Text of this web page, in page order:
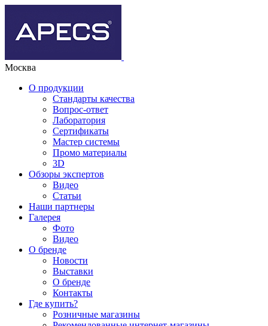
Москва
О продукции
Стандарты качества
Вопрос-ответ
Лаборатория
Сертификаты
Мастер системы
Промо материалы
3D
Обзоры экспертов
Видео
Статьи
Наши партнеры
Галерея
Фото
Видео
О бренде
Новости
Выставки
О бренде
Контакты
Где купить?
Розничные магазины